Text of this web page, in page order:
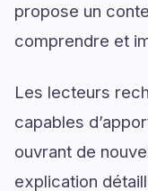
propose un
comprendre et
Les lecteurs
capables
ouvrant de
explication